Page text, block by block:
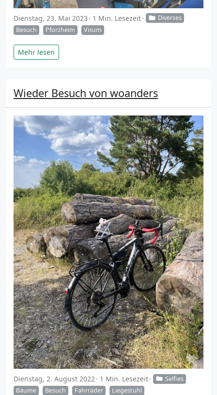
Dienstag, 23. Mai 2023 1 Min. Lesezeit
Diverses
Besuch
Pforzheim Visum
Mehr lesen
Wieder Besuch von woanders
Dienstag, 2. August 2022 1 Min. Lesezeit
Selfies
Bäume
Besuch Fahrräder Liegestuhl